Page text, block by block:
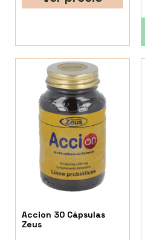
Accion 30 Cápsulas
Zeus